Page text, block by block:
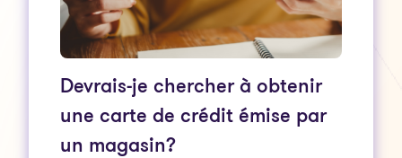
Devrais-je chercher à obtenir
une carte de crédit émise par
un magasin?